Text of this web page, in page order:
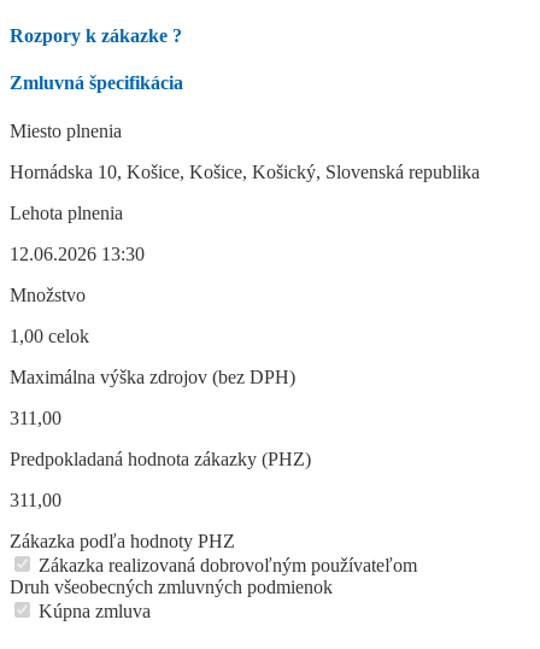
Rozpory k zákazke ?
Zmluvná špecifikácia
Miesto plnenia
Hornádska 10, Košice, Košice, Košický, Slovenská republika
Lehota plnenia
12.06.2026 13:30
Množstvo
1,00 celok
Maximálna výška zdrojov (bez DPH)
311,00
Predpokladaná hodnota zákazky (PHZ)
311,00
Zákazka podľa hodnoty PHZ
Zákazka realizovaná dobrovoľným používateľom
Druh všeobecných zmluvných podmienok
Kúpna zmluva